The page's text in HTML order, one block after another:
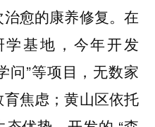
愈的康养修复。在
基地，今年开发
问”等项目，无数家
焦虑；黄山区依托